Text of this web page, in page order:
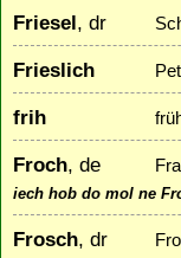
Friesel, dr
Frieslich
frih
Froch, de
iech hob do mol ne
Frosch, dr